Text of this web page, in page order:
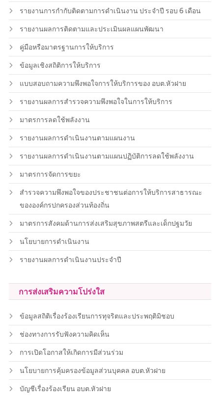
รายงานการกำกับติดตามการดำเนินงาน ประจำปี รอบ 6 เดือน
รายงานผลการติดตามและประเมินผลแผนพัฒนา
คู่มือหรือมาตรฐานการให้บริการ
ข้อมูลเชิงสถิติการให้บริการ
แบบสอบถามความพึงพอใจการให้บริการของ อบต.หัวฝาย
รายงานผลการสำรวจความพึงพอใจในการให้บริการ
มาตรการลดใช้พลังงาน
รายงานผลการดำเนินงานตามแผนงาน
รายงานผลการดำเนินงานตามแผนปฏิบัติการลดใช้พลังงาน
มาตรการจัดการขยะ
สำรวจความพึงพอใจของประชาชนต่อการให้บริการสาธารณะ
ขององค์กรปกครองส่วนท้องถิ่น
มาตรการสังคมด้านการส่งเสริมสุขภาพสตรีและเด็กปฐมวัย
นโยบายการดำเนินงาน
รายงานผลการดำเนินงานประจำปี
การส่งเสริมความโปร่งใส
ข้อมูลสถิติเรื่องร้องเรียนการทุจริตและประพฤติมิชอบ
ช่องทางการรับฟังความคิดเห็น
การเปิดโอกาสให้เกิดการมีส่วนร่วม
นโยบายการคุ้มครองข้อมูลส่วนบุคคล อบต.หัวฝาย
บัญชีเรื่องร้องเรียน อบต.หัวฝาย